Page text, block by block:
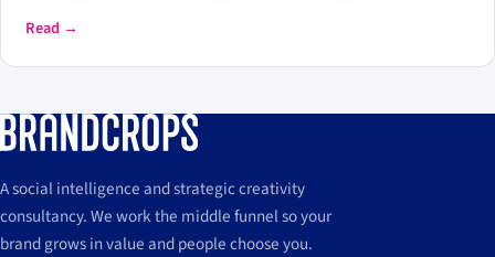
escalable.
Read →
A social intelligence and strategic creativity
consultancy. We work the middle funnel so your
brand grows in value and people choose you.